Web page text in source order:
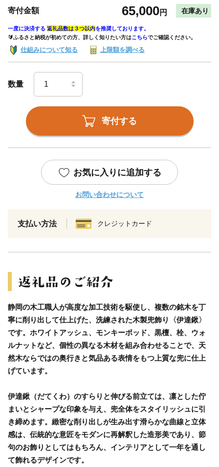
寄付金額 65,000円 在庫あり
一度に決済する 返礼品数は３つ以内を推奨しております。
🔰ふるさと納税が初めての方、詳しく知りたい方はこちらでご確認ください。
仕組みについて知る 上限額を調べる
数量
寄付する
お気に入りに追加する
お問い合わせについて
支払い方法 クレジットカード
静岡の木工職人が高度な加工技術を駆使し、複数の銘木を丁
寧に削り出して仕上げた、洗練された木製兜飾り〈伊達鍬〉
です。ホワイトアッシュ、モンキーポッド、黒檀、栓、ウォ
ルナットなど、個性の異なる木材を組み合わせることで、天
然木ならではの奥行きと気品ある表情をもつ上質な兜に仕上
げています。
伊達鍬（だてくわ）のすらりと伸びる前立ては、凛とした佇
まいとシャープな印象を与え、兜全体をスタイリッシュに引
き締めます。緻密な削り出しが生み出す滑らかな曲線と立体
感は、伝統的な意匠をモダンに再解釈した造形美であり、節
句のお飾りとしてはもちろん、インテリアとして一年を通し
て飾れるデザインです。